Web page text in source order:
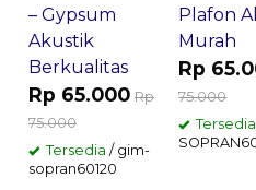
– Gypsum
Akustik
Berkualitas
Rp 65.000 Rp
75.000
Tersedia / gim-
sopran60120
Plafon
Murah
Rp
75.000
Tersedia